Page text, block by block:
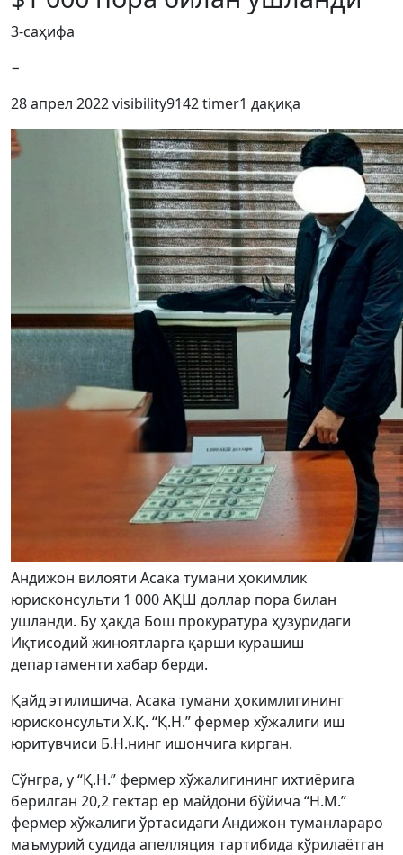
3-саҳифа
−
28 апрел 2022visibility9142timer1 дақиқа
Андижон вилояти Асака тумани ҳокимлик
юрисконсульти 1 000 АҚШ доллар пора билан
ушланди. Бу ҳақда Бош прокуратура ҳузуридаги
Иқтисодий жиноятларга қарши курашиш
департаменти хабар берди.
Қайд этилишича, Асака тумани ҳокимлигининг
юрисконсульти Х.Қ. “Қ.Н.” фермер хўжалиги иш
юритувчиси Б.Н.нинг ишончига кирган.
Сўнгра, у “Қ.Н.” фермер хўжалигининг ихтиёрига
берилган 20,2 гектар ер майдони бўйича “Н.М.”
фермер хўжалиги ўртасидаги Андижон туманлараро
маъмурий судида апелляция тартибида кўрилаётган